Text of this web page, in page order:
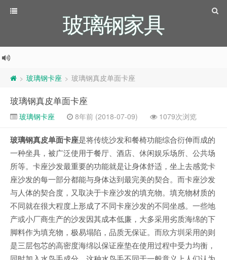
玻璃钢家具
> 玻璃钢卡座 > 玻璃钢真皮单面卡座
玻璃钢真皮单面卡座
玻璃钢卡座 8年前 (2018-07-09) 1079次浏览
玻璃钢真皮单面卡座是将传统沙发和餐椅功能综合衍伸而成的
一种坐具，被广泛使用于餐厅、酒店、休闲娱乐场所、公共场
所等。卡座沙发最重要的功能就是让身体舒适，坐上去感觉卡
座沙发的每一部分都能与身体达到最完美的契合。而卡座沙发
与人体的契合度，又取决于卡座沙发的填充物。填充物材质的
不同就在很大程度上形成了不同卡座沙发的不同坐感。一些地
产或小厂商生产的沙发因其成本低廉，大多采用劣质海绵的下
脚料作为填充物，极易塌陷，品质无保证。而欣方圳采用的则
是三层包芯的高密度海绵以保证座垫在使用过程中受力均衡，